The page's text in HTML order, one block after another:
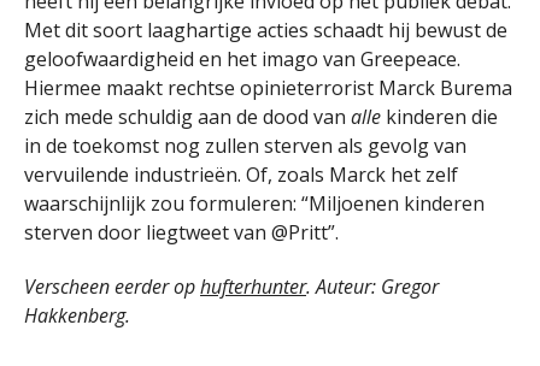
Met dit soort laaghartige acties schaadt hij bewust de
geloofwaardigheid en het imago van Greepeace.
Hiermee maakt rechtse opinieterrorist Marck Burema
zich mede schuldig aan de dood van alle kinderen die
in de toekomst nog zullen sterven als gevolg van
vervuilende industrieën. Of, zoals Marck het zelf
waarschijnlijk zou formuleren: “Miljoenen kinderen
sterven door liegtweet van @Pritt”.
Verscheen eerder ophufterhunter. Auteur: Gregor
Hakkenberg.